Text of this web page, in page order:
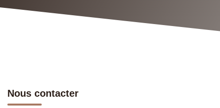
Nous contacter